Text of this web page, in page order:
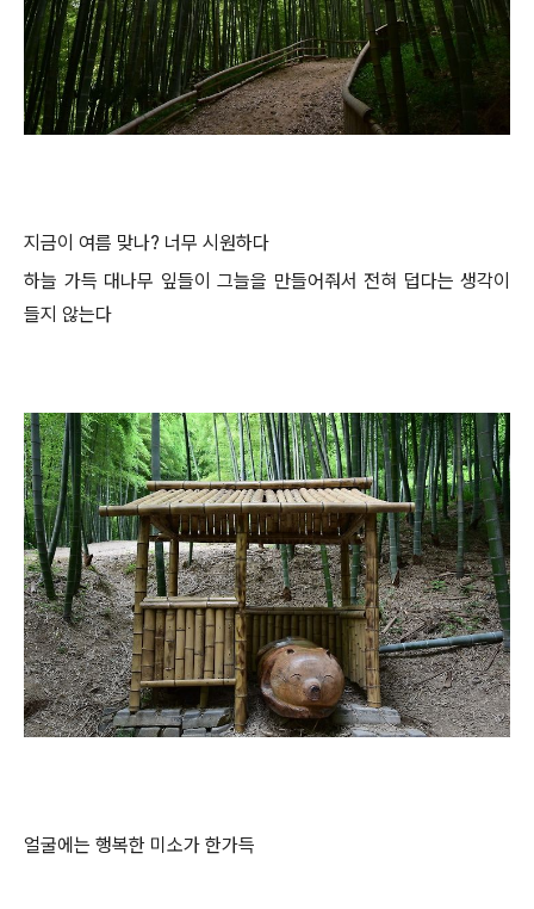
지금이 여름 맞나? 너무 시원하다
하늘 가득 대나무 잎들이 그늘을 만들어줘서 전혀 덥다는 생각이
들지 않는다
얼굴에는 행복한 미소가 한가득